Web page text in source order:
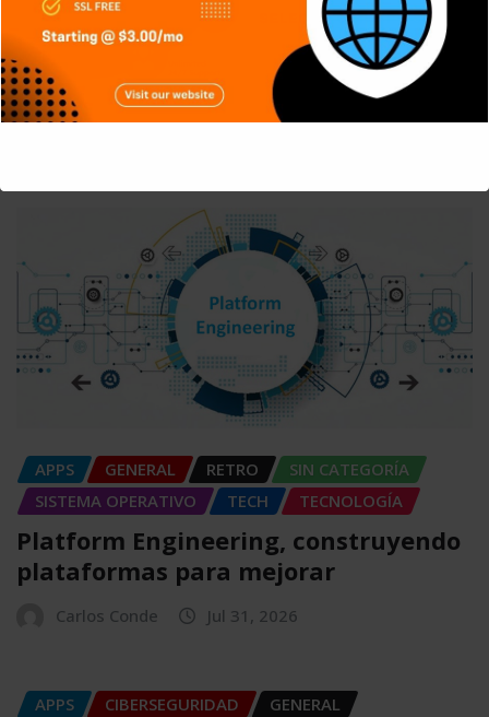
SIN CATEGORÍA
SISTEMA OPERATIVO
TECH
TECNOLOGÍA
SIEM: El sistema que convierte miles
de registros en información
APPS GENERAL RETRO
SIN CATEGORÍA
SISTEMA OPERATIVO
TECH TECNOLOGÍA
Platform Engineering, construyendo
plataformas para mejorar
Carlos Conde Jul 31, 2026
APPS CIBERSEGURIDAD
GENERAL